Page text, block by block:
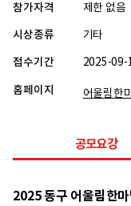
참가자격 제한 없음
시상종류 기타
접수기간 2025-09-
홈페이지 어울림한
공모요강
2025 동구 어울림한